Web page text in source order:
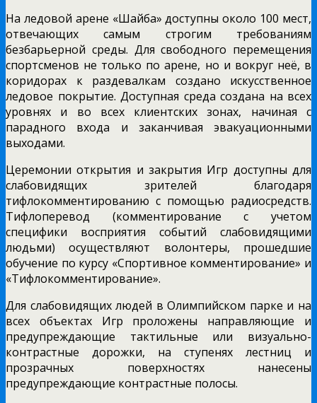
На ледовой арене «Шайба» доступны около 100 мест,
отвечающих самым строгим требованиям
безбарьерной среды. Для свободного перемещения
спортсменов не только по арене, но и вокруг неё, в
коридорах к раздевалкам создано искусственное
ледовое покрытие. Доступная среда создана на всех
уровнях и во всех клиентских зонах, начиная с
парадного входа и заканчивая эвакуационными
выходами.
Церемонии открытия и закрытия Игр доступны для
слабовидящих зрителей благодаря
тифлокомментированию с помощью радиосредств.
Тифлоперевод (комментирование с учетом
специфики восприятия событий слабовидящими
людьми) осуществляют волонтеры, прошедшие
обучение по курсу «Спортивное комментирование» и
«Тифлокомментирование».
Для слабовидящих людей в Олимпийском парке и на
всех объектах Игр проложены направляющие и
предупреждающие тактильные или визуально-
контрастные дорожки, на ступенях лестниц и
прозрачных поверхностях нанесены
предупреждающие контрастные полосы.